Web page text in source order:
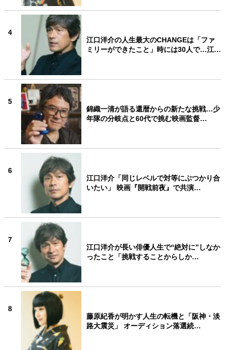
4
江口洋介の人生最大のCHANGEは「ファ
ミリーができたこと」時には30人で…江…
5
錦織一清が語る還暦からの新たな挑戦…少
年隊の分岐点と60代で挑む映画監督…
6
江口洋介「同じレベルで対等にぶつかり合
いたい」 映画『開戦前夜』で共演…
7
江口洋介が長い俳優人生で“絶対に”しなか
ったこと「挑戦することからしか…
8
藤原紀香が明かす人生の転機と「阪神・淡
路大震災」 オーディション落選続…